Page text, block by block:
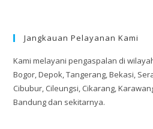
Jangkauan Pelayanan Kami
Kami melayani pengaspalan di
Bogor, Depok, Tangerang, Bekasi,
Cibubur, Cileungsi, Cikarang,
Bandung dan sekitarnya.